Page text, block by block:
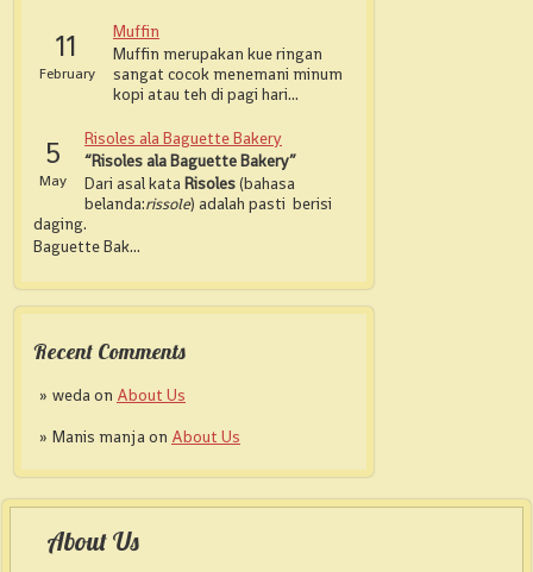
11
February
Muffin
Muffin merupakan kue ringan
sangat cocok menemani minum
kopi atau teh di pagi hari...
5
May
Risoles ala Baguette Bakery
“Risoles ala Baguette Bakery”
Dari asal kata Risoles(bahasa
belanda:rissole) adalah pasti berisi
daging.
Baguette Bak...
Recent Comments
weda on About Us
Manis manja on About Us
About Us